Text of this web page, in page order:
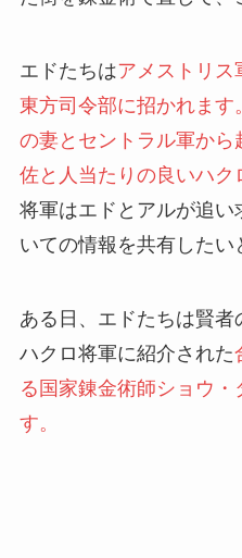
エドたちはアメストリス
東方司令部に招かれます。
の妻とセントラル軍から
佐と人当たりの良いハク
将軍はエドとアルが追
いての情報を共有したい
ある日、エドたちは賢者
ハクロ将軍に紹介された
る国家錬金術師ショウ・
す。